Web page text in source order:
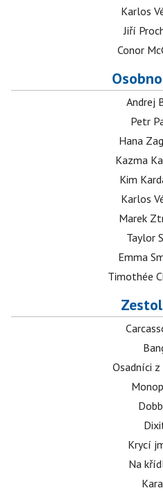
Karlos
Jiří
Conor
Andrej
Petr
Hana
Kazma
Kim
Karlos
Marek
Taylor
Emma
Timothée
Osadníci
Krycí
Na